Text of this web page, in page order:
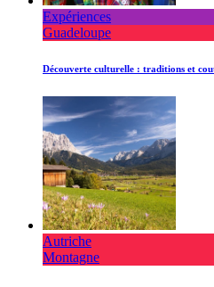
Expériences
Guadeloupe
Découverte culturelle : traditions et
Autriche
Montagne